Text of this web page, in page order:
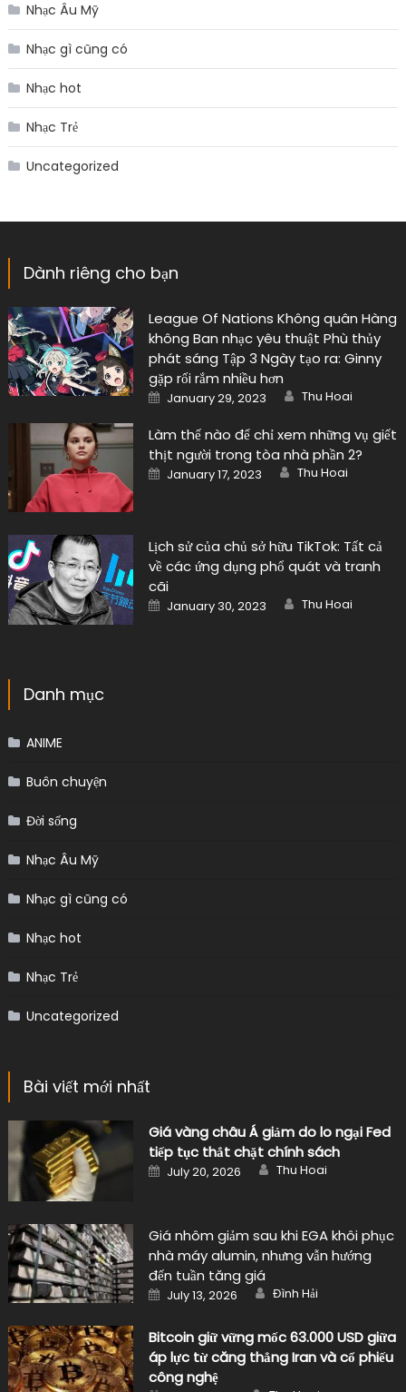
Nhạc Âu Mỹ
Nhạc gì cũng có
Nhạc hot
Nhạc Trẻ
Uncategorized
Dành riêng cho bạn
League Of Nations Không quân Hàng
không Ban nhạc yêu thuật Phù thủy
phát sáng Tập 3 Ngày tạo ra: Ginny
gặp rối rắm nhiều hơn
Posted
on
January 29, 2023 Author
Thu Hoai
Làm thế nào để chỉ xem những vụ giết
thịt người trong tòa nhà phần 2?
Posted
on
January 17, 2023 Author
Thu Hoai
Lịch sử của chủ sở hữu TikTok: Tất cả
về các ứng dụng phổ quát và tranh
cãi
Posted
on
January 30, 2023 Author
Thu Hoai
Danh mục
ANIME
Buôn chuyện
Đời sống
Nhạc Âu Mỹ
Nhạc gì cũng có
Nhạc hot
Nhạc Trẻ
Uncategorized
Bài viết mới nhất
Giá vàng châu Á giảm do lo ngại Fed
tiếp tục thắt chặt chính sách
Posted
on
July 20, 2026 Author
Thu Hoai
Giá nhôm giảm sau khi EGA khôi phục
nhà máy alumin, nhưng vẫn hướng
đến tuần tăng giá
Posted
on
July 13, 2026 Author
Đình Hải
Bitcoin giữ vững mốc 63.000 USD giữa
áp lực từ căng thẳng Iran và cổ phiếu
công nghệ